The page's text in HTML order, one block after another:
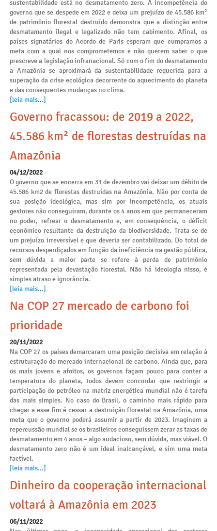
sustentabilidade está no desmatamento zero. A incompetência do
governo que se despede em 2022 e deixa um prejuízo de 45.586 km²
de patrimônio florestal destruído demonstra que a distinção entre
desmatamento ilegal e legalizado não tem cabimento. Afinal, os
países signatários do Acordo de Paris esperam que cumpramos a
meta com a qual nos comprometemos e não querem saber o que
prescreve a legislação infranacional. Só com o fim do desmatamento
a Amazônia se aproximará da sustentabilidade requerida para a
superação da crise ecológica decorrente do aquecimento do planeta
e das consequentes mudanças no clima.
[leia mais...]
Governo fracassou: de 2019 a 2022,
45.586 km² de florestas destruídas na
Amazônia
04/12/2022
O governo que se encerra em 31 de dezembro vai deixar um débito de
45.586 km2 de florestas destruídas na Amazônia. Não por conta de
sua posição ideológica, mas sim por incompetência, os atuais
gestores não conseguiram, durante os 4 anos em que permaneceram
no poder, refrear o desmatamento e, em consequência, o déficit
econômico resultante da destruição da biodiversidade. Trata-se de
um prejuízo irreversível e que deveria ser contabilizado. Do total de
recursos desperdiçados em função da ineficiência na gestão pública,
sem dúvida a maior parte se refere à perda de patrimônio
representada pela devastação florestal. Não há ideologia nisso, é
simples atraso e ignorância.
[leia mais...]
Na COP 27 mercado de carbono foi
prioridade
20/11/2022
Na COP 27 os países demarcaram uma posição decisiva em relação à
estruturação do mercado internacional de carbono. Ainda que, para
os mais jovens e afoitos, os governos façam pouco para conter a
temperatura do planeta, todos devem concordar que restringir a
participação do petróleo na matriz energética mundial não é tarefa
das mais simples. No caso do Brasil, o caminho mais rápido para
chegar a esse fim é cessar a destruição florestal na Amazônia, uma
meta que o governo poderá assumir a partir de 2023. Imaginem a
repercussão mundial se os brasileiros conseguissem zerar as taxas de
desmatamento em 4 anos – algo audacioso, sem dúvida, mas viável. O
desmatamento zero não é um ideal inalcançável, e sim uma meta
factível.
[leia mais...]
Dinheiro da cooperação internacional
voltará à Amazônia em 2023
06/11/2022